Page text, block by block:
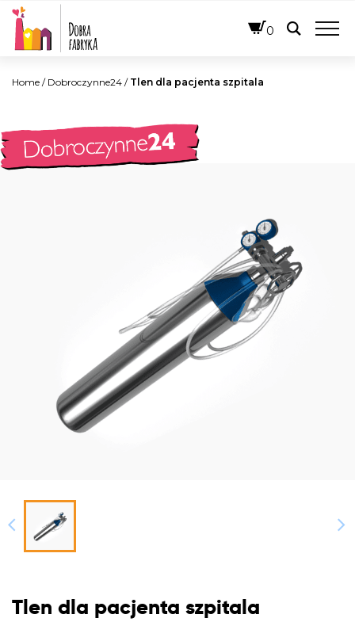
0
Home / Dobroczynne24 / Tlen dla pacjenta szpitala
Tlen dla pacjenta szpitala